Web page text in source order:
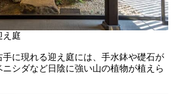
え庭
に現れる迎え庭には、手水鉢や礎石が
シダなど日陰に強い山の植物が植えら